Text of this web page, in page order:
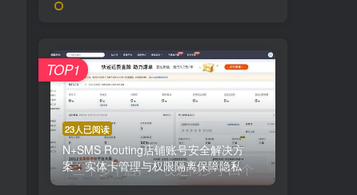
23人已阅读
N+SMS Routing店铺账号安全解决方
案：实体卡管理与权限隔离保障隐私
TOP1